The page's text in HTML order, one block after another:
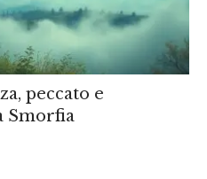
peccato e
Smorfia